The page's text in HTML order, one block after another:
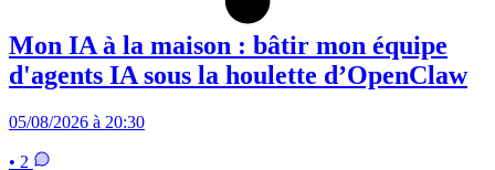
Mon IA à la maison : bâtir mon équipe
d'agents IA sous la houlette d’OpenClaw
05/08/2026 à 20:30
• 2